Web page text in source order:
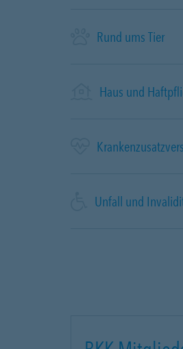
Rund ums Tier
Haus und
Unfall und